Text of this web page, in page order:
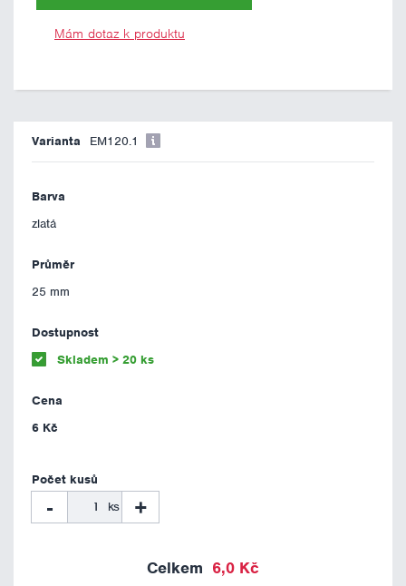
Mám dotaz k produktu
EM120.1
zlatá
25 mm
Skladem > 20 ks
6 Kč
- ks +
6,0 Kč